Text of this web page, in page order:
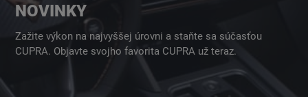
NOVINKY
Zažite výkon na najvyššej úrovni a staňte sa súčasťou
CUPRA. Objavte svojho favorita CUPRA už teraz.